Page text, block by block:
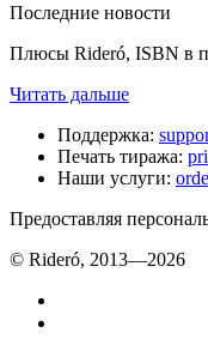
Последние новости
Плюсы Rideró, ISBN в
Читать дальше
Поддержка:
Печать тиража:
Наши услуги:
Предоставляя
© Rideró, 2013—2026